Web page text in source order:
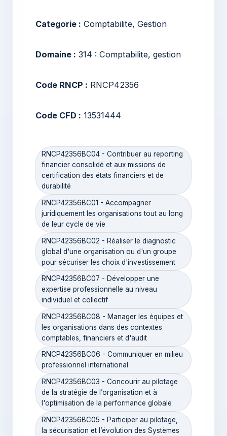
Categorie : Comptabilite, Gestion
Domaine : 314 : Comptabilite, gestion
Code RNCP : RNCP42356
Code CFD : 13531444
RNCP42356BC04 - Contribuer au reporting
financier consolidé et aux missions de
certification des états financiers et de
durabilité
RNCP42356BC01 - Accompagner
juridiquement les organisations tout au long
de leur cycle de vie
RNCP42356BC02 - Réaliser le diagnostic
global d'une organisation ou d'un groupe
pour sécuriser les choix d'investissement
RNCP42356BC07 - Développer une
expertise professionnelle au niveau
individuel et collectif
RNCP42356BC08 - Manager les équipes et
les organisations dans des contextes
comptables, financiers et d'audit
RNCP42356BC06 - Communiquer en milieu
professionnel international
RNCP42356BC03 - Concourir au pilotage
de la stratégie de l’organisation et à
l'optimisation de la performance globale
RNCP42356BC05 - Participer au pilotage,
la sécurisation et l’évolution des Systèmes